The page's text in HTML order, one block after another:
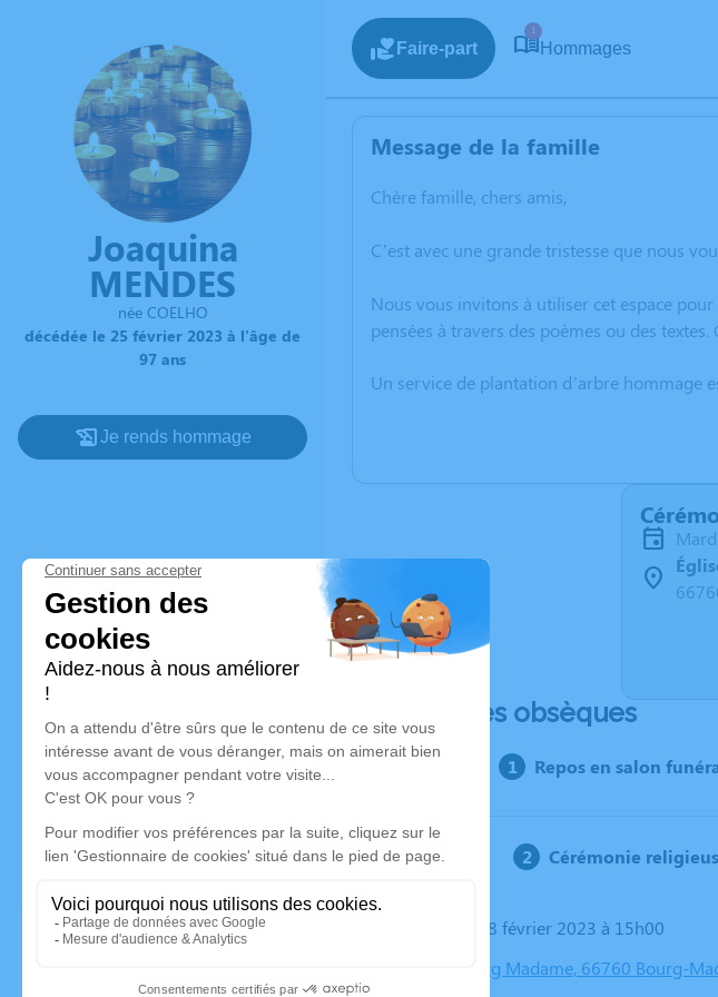
Joaquina
MENDES
née COELHO
décédée le 25 février 2023 à l'âge de
97 ans
Je rends hommage
Faire-part
1
Hommages
Message de la famille
Chère famille, chers amis,
C’est avec une grande tristesse que nous
Nous vous invitons à utiliser cet espace
pensées à travers des poèmes ou des
Un service de plantation d’arbre hommage
Déroulé des obsèques
Repos en salon
Cérémonie
Le mardi 28 février 2023 à 15h00
Église Bourg Madame, 66760 Bourg-